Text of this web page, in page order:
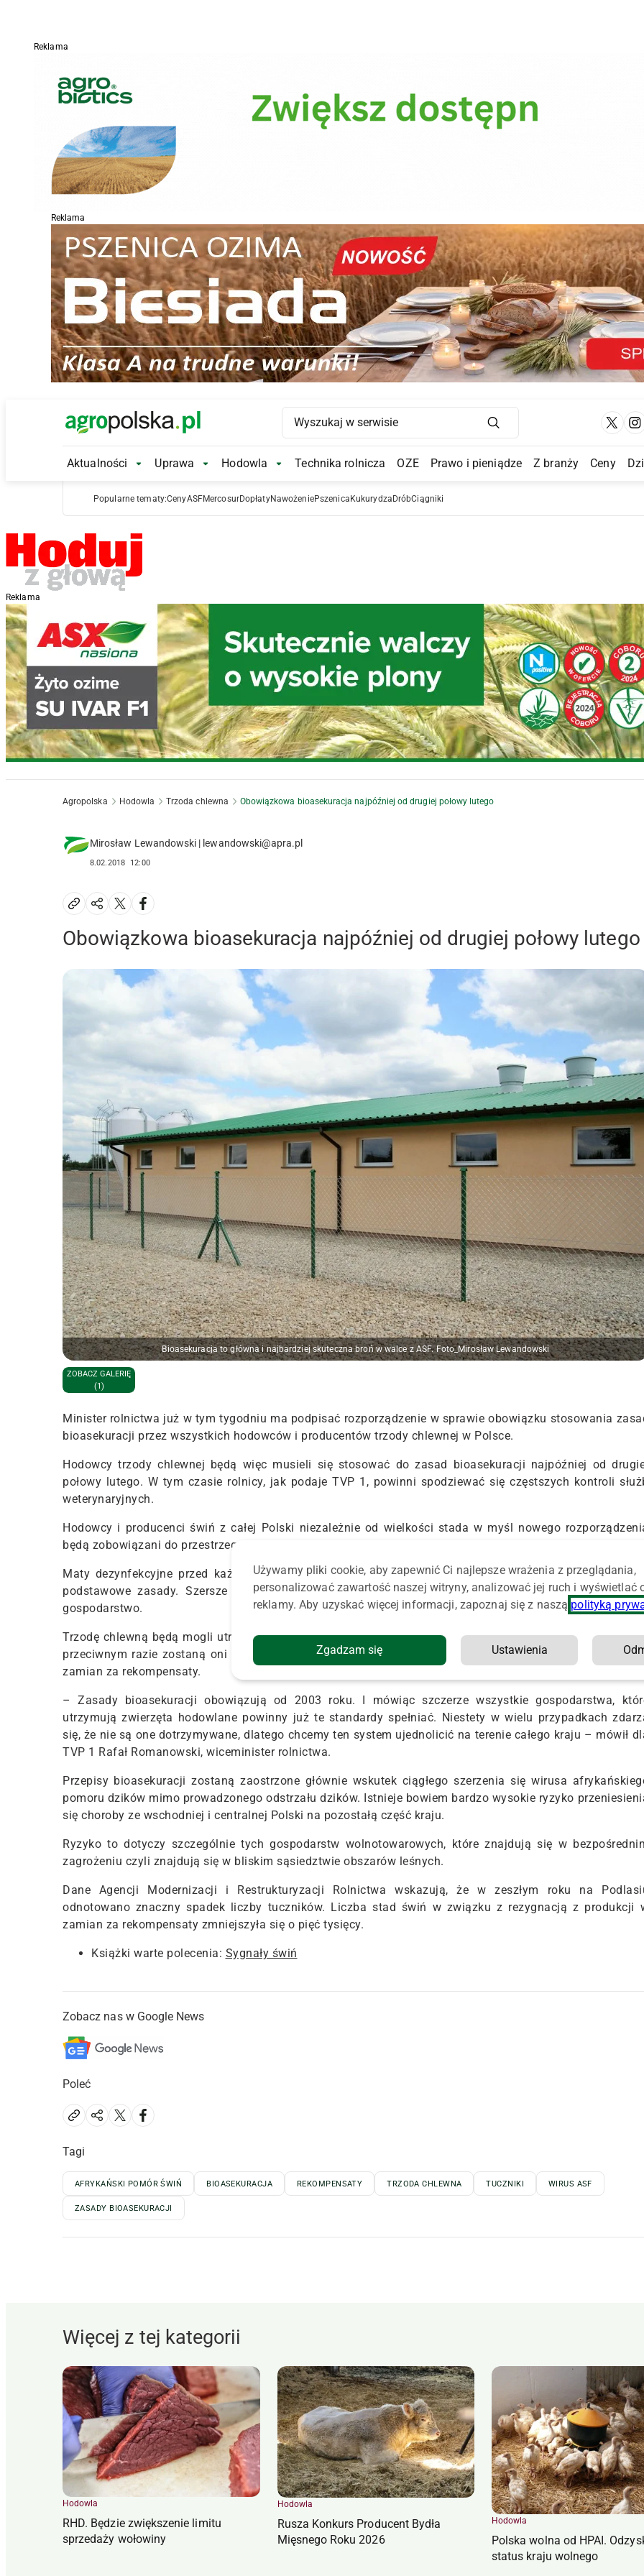
Reklama
Reklama
Main Logo
Main Navigation
Aktualności Aktualności Submenu
Uprawa Uprawa Submenu
Hodowla Hodowla Submenu
Technika rolnicza OZE Prawo i pieniądze Z branży Ceny
Popularne tematy:CenyASFMercosurDopłatyNawożeniePszenica Kukurydza DróbCiągniki
Reklama
Agropolska Hodowla Trzoda chlewna Obowiązkowa bioasekuracja najpóźniej od drugiej połowy lutego
Mirosław Lewandowski | lewandowski@apra.pl
8.02.2018 12:00
Obowiązkowa bioasekuracja najpóźniej od drugiej połowy lutego
Bioasekuracja to główna i najbardziej skuteczna broń w walce z ASF. Foto_Mirosław Lewandowski
ZOBACZ GALERIĘ
(1)
Minister rolnictwa już w tym tygodniu ma podpisać rozporządzenie w sprawie obowiązku stosowania
bioasekuracji przez wszystkich hodowców i producentów trzody chlewnej w Polsce.
Hodowcy trzody chlewnej będą więc musieli się stosować do zasad bioasekuracji najpóźniej od
połowy lutego. W tym czasie rolnicy, jak podaje TVP 1, powinni spodziewać się częstszych kontroli
weterynaryjnych.
Hodowcy i producenci świń z całej Polski niezależnie od wielkości stada w myśl nowego
będą zobowiązani do przestrzegania zasad bioasekuracji.
Maty dezynfekcyjne przed każdą chlewnią oraz izolacja świń przed kontaktem z innymi zwierzętami to
podstawowe zasady. Szersze zalecania dla każdego hodowcy wyda lekarz weterynarii, który
gospodarstwo.
Trzodę chlewną będą mogli utrzymywać wyłącznie ci rolnicy, którzy zastosują się do nowych warunków.
przeciwnym razie zostaną oni zobowiązani do rezygnacji z hodowli i produkcji świń na okres trzech lat
zamian za rekompensaty.
– Zasady bioasekuracji obowiązują od 2003 roku. I mówiąc szczerze wszystkie gospodarstwa,
utrzymują zwierzęta hodowlane powinny już te standardy spełniać. Niestety w wielu przypadkach
się, że nie są one dotrzymywane, dlatego chcemy ten system ujednolicić na terenie całego kraju – mówił
TVP 1 Rafał Romanowski, wiceminister rolnictwa.
Przepisy bioasekuracji zostaną zaostrzone głównie wskutek ciągłego szerzenia się wirusa
pomoru dzików mimo prowadzonego odstrzału dzików. Istnieje bowiem bardzo wysokie ryzyko
się choroby ze wschodniej i centralnej Polski na pozostałą część kraju.
Ryzyko to dotyczy szczególnie tych gospodarstw wolnotowarowych, które znajdują się w
zagrożeniu czyli znajdują się w bliskim sąsiedztwie obszarów leśnych.
Dane Agencji Modernizacji i Restrukturyzacji Rolnictwa wskazują, że w zeszłym roku na
odnotowano znaczny spadek liczby tuczników. Liczba stad świń w związku z rezygnacją z produkcji
zamian za rekompensaty zmniejszyła się o pięć tysięcy.
Książki warte polecenia: Sygnały świń
Zobacz nas w Google News
Poleć
Tagi
AFRYKAŃSKI POMÓR ŚWIŃ BIOASEKURACJA REKOMPENSATY TRZODA CHLEWNA TUCZNIKI WIRUS ASF
ZASADY BIOASEKURACJI
Więcej z tej kategorii
Hodowla
RHD. Będzie zwiększenie limitu
sprzedaży wołowiny
Hodowla
Rusza Konkurs Producent Bydła
Mięsnego Roku 2026
Hodowla
Polska wolna od HPAI.
status kraju wolnego
Używamy pliki cookie, aby zapewnić Ci najlepsze wrażenia z przeglądania,
personalizować zawartość naszej witryny, analizować jej ruch i wyświetlać
reklamy. Aby uzyskać więcej informacji, zapoznaj się z naszą polityką
Zgadzam się Ustawienia